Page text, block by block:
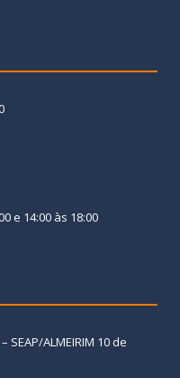
e 14:00 às 18:00
SEAP/ALMEIRIM 10 de